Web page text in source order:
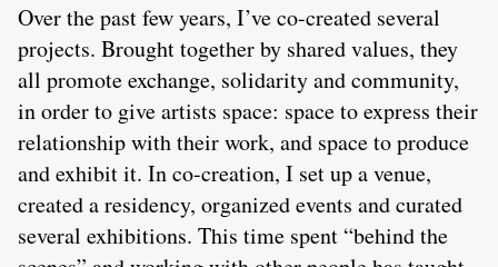
Over the past few years, I’ve co-created several
projects. Brought together by shared values, they
all promote exchange, solidarity and community,
in order to give artists space: space to express their
relationship with their work, and space to produce
and exhibit it. In co-creation, I set up a venue,
created a residency, organized events and curated
several exhibitions. This time spent “behind the